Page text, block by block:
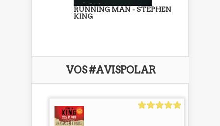
RUNNING MAN - STEPHEN
KING
VOS #AVISPOLAR